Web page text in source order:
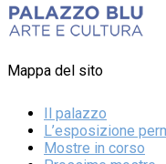
Mappa del sito
Il palazzo
L’esposizione
Mostre in corso